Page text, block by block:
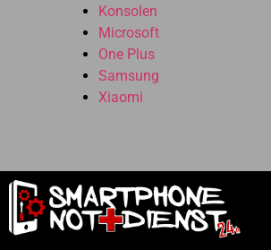
Konsolen
Microsoft
One Plus
Samsung
Xiaomi